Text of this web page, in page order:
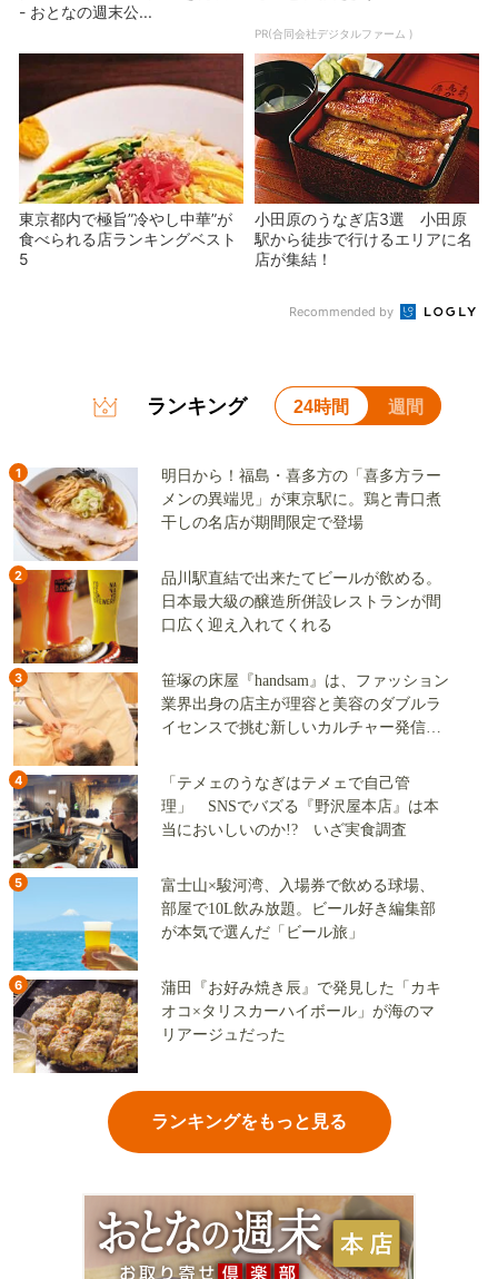
- おとなの週末公...
PR(合同会社デジタルファーム )
東京都内で極旨”冷やし中華”が
食べられる店ランキングベスト
5
小田原のうなぎ店3選 小田原
駅から徒歩で行けるエリアに名
店が集結！
Recommended by
ランキング 24時間 週間
1
明日から！福島・喜多方の「喜多方ラー
メンの異端児」が東京駅に。鶏と青口煮
干しの名店が期間限定で登場
2
品川駅直結で出来たてビールが飲める。
日本最大級の醸造所併設レストランが間
口広く迎え入れてくれる
3
笹塚の床屋『handsam』は、ファッション
業界出身の店主が理容と美容のダブルラ
イセンスで挑む新しいカルチャー発信基
4
「テメェのうなぎはテメェで自己管
理」 SNSでバズる『野沢屋本店』は本
当においしいのか!? いざ実食調査
5
富士山×駿河湾、入場券で飲める球場、
部屋で10L飲み放題。ビール好き編集部
が本気で選んだ「ビール旅」
6
蒲田『お好み焼き辰』で発見した「カキ
オコ×タリスカーハイボール」が海のマ
リアージュだった
ランキングをもっと見る